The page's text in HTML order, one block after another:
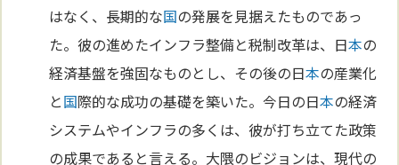
はなく、長期的な国の発展を見据えたものであっ
た。彼の進めたインフラ整備と税制改革は、日本の
経済基盤を強固なものとし、その後の日本の産業化
と国際的な成功の基礎を築いた。今日の日本の経済
システムやインフラの多くは、彼が打ち立てた政策
の成果であると言える。大隈のビジョンは、現代の